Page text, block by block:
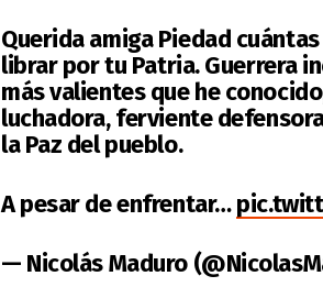
Querida amiga Piedad
librar por tu Patria. Guerrera
más valientes que he
luchadora, ferviente
la Paz del pueblo.
A pesar de enfrentar…
— Nicolás Maduro